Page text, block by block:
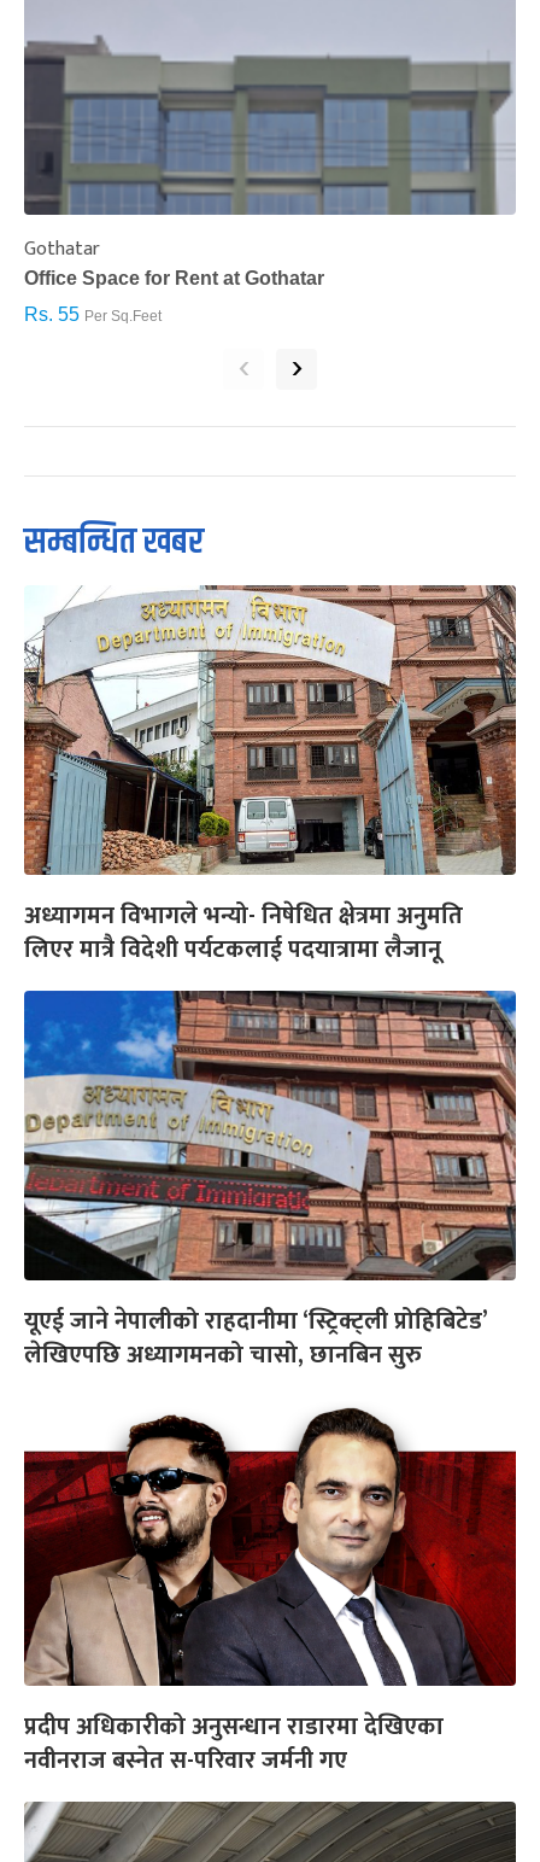
Gothatar
Office Space for Rent at Gothatar
Rs. 55 Per Sq.Feet
‹ ›
सम्बन्धित खबर
अध्यागमन विभागले भन्यो- निषेधित क्षेत्रमा अनुमति
लिएर मात्रै विदेशी पर्यटकलाई पदयात्रामा लैजानू
यूएई जाने नेपालीको राहदानीमा ‘स्ट्रिक्ट्ली प्रोहिबिटेड’
लेखिएपछि अध्यागमनको चासो, छानबिन सुरु
प्रदीप अधिकारीको अनुसन्धान राडारमा देखिएका
नवीनराज बस्नेत स-परिवार जर्मनी गए